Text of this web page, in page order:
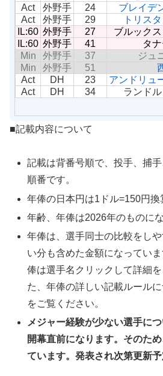
Act
外野手 24 ブレイデ
Act
外野手 29 トリス
IL:60 外野手 27 ブルック
IL:60 外野手 41 タ
Min
外野手 37 ジュ
Min
外野手 51
Act
DH 23 アンドリュ
Act
DH 34 ランド
■記載内容について
記載は背番号順で、投手、捕
順番です。
年俸の日本円は1ドル=150円換
年齢、年俸は2026年のものにな
年俸は、選手同士の比較をし
い分も含めた金額になってい
俸は選手名クリックして詳細
た、年俸の詳しい記載ルール
をご覧ください。
メジャー経験が少ない選手に
開幕直前になります。そのた
ています。発表され次第更新予